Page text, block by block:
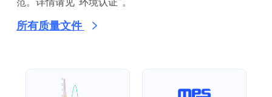
范。详情请见“环境认证”。
所有质量文件